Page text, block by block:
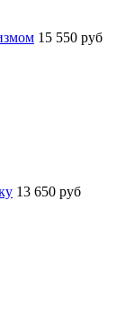
15 550 руб
13 650 руб